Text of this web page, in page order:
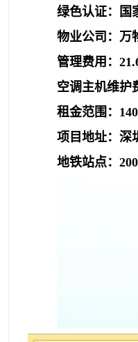
绿色认证：国
物业公司：
管理费用：
空调主机维护
租金范围：
项目地址：深
地铁站点：